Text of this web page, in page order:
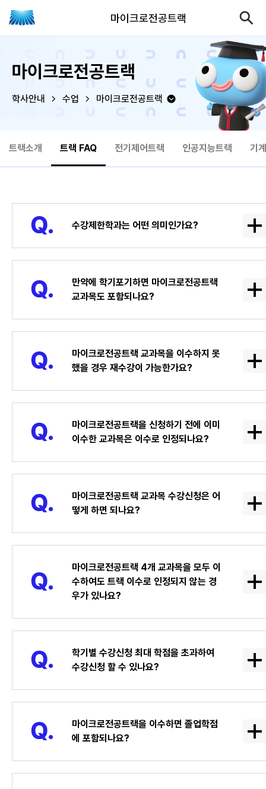
마이크로전공트랙
마이크로전공트랙
학사안내 수업 마이크로전공트랙
트랙소개 트랙 FAQ 전기제어트랙 인공지능트랙 기
수강제한학과는 어떤 의미인가요?
만약에 학기포기하면 마이크로전공트랙
교과목도 포함되나요?
마이크로전공트랙 교과목을 이수하지 못
했을 경우 재수강이 가능한가요?
마이크로전공트랙을 신청하기 전에 이미
이수한 교과목은 이수로 인정되나요?
마이크로전공트랙 교과목 수강신청은 어
떻게 하면 되나요?
마이크로전공트랙 4개 교과목을 모두 이
수하여도 트랙 이수로 인정되지 않는 경
우가 있나요?
학기별 수강신청 최대 학점을 초과하여
수강신청 할 수 있나요?
마이크로전공트랙을 이수하면 졸업학점
에 포함되나요?